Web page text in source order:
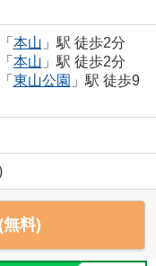
「 本山 」駅 徒歩2分
「 本山 」駅 徒歩2分
「 東山公園 」駅 徒歩9
料)